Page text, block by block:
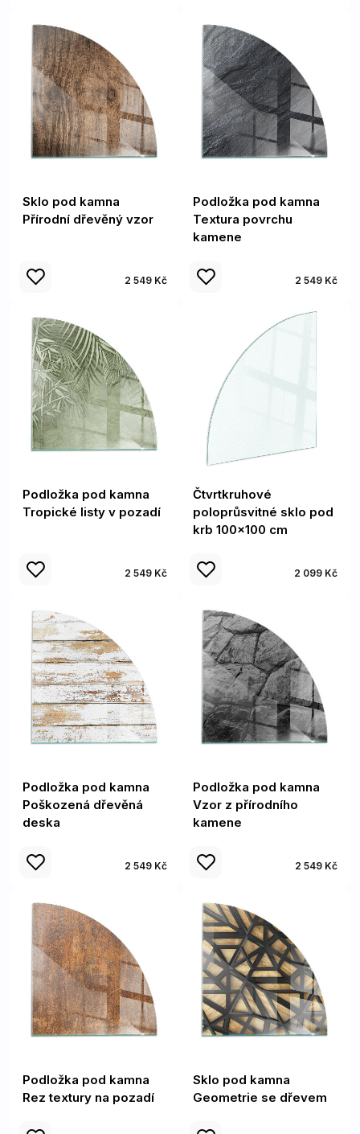
Sklo pod kamna
Přírodní dřevěný vzor
2 549 Kč
Podložka pod kamna
Textura povrchu
kamene
2 549 Kč
Podložka pod kamna
Tropické listy v pozadí
2 549 Kč
Čtvrtkruhové
poloprůsvitné sklo pod
krb 100x100 cm
2 099 Kč
Podložka pod kamna
Poškozená dřevěná
deska
2 549 Kč
Podložka pod kamna
Vzor z přírodního
kamene
2 549 Kč
Podložka pod kamna
Rez textury na pozadí
Sklo pod kamna
Geometrie se dřevem